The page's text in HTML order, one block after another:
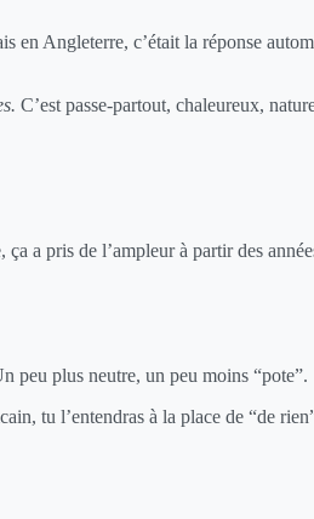
en Angleterre, c’était la réponse
C’est passe-partout, chaleureux,
a pris de l’ampleur à partir des
peu plus neutre, un peu moins “pote”.
tu l’entendras à la place de “de